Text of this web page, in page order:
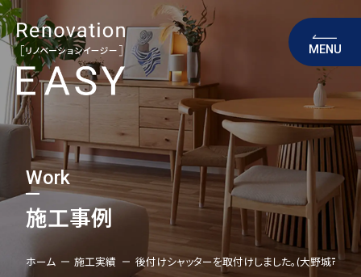
MENU
Work
施工事例
ホーム 施工実績 後付けシャッターを取付けしました。(大野城市)